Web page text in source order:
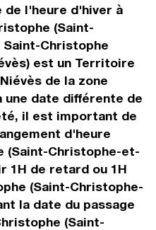
de l'heure d'hiver à
(Saint-
Christophe
est un Territoire
de la zone
une date différente de
il est important de
d'heure
(Saint-Christophe-et-
1H de retard ou 1H
(Saint-Christophe-
la date du passage
(Saint-